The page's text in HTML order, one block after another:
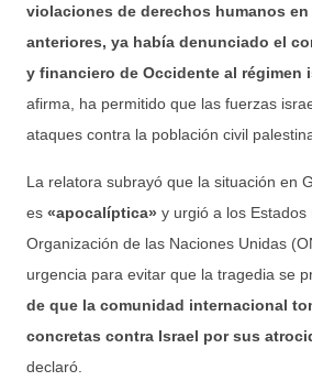
violaciones de derechos humanos en
anteriores, ya había denunciado el
y financiero de Occidente al régimen
afirma, ha permitido que las fuerzas
ataques contra la población civil
La relatora subrayó que la situación en
es «apocalíptica» y urgió a los Estados
Organización de las Naciones Unidas
urgencia para evitar que la tragedia se
de que la comunidad internacional
concretas contra Israel por sus
declaró.